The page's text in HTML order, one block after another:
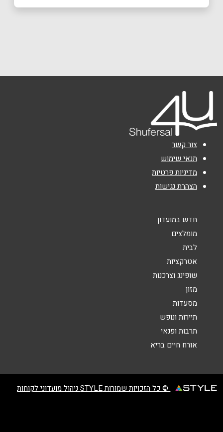
באתר בפייסבוק באינסטגרם
טלפון
אימייל*
נושא*
אנא חזרו אלי בקשר ל...
צור קשר
תנאי שימוש
מדיניות פרטיות
הצהרת נגישות
חדש במועדון
מומלצים
לבית
אטרקציות
שופינג וצרכנות
מזון
מסעדות
תיירות ונופש
תרבות ופנאי
אורח חיים בריא
© כל הזכויות שמורות STYLE ניהול מועדוני לקוחות